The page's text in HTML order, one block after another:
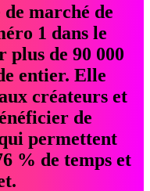
de marché de
1 dans le
plus de 90 000
entier. Elle
créateurs et
de
permettent
% de temps et